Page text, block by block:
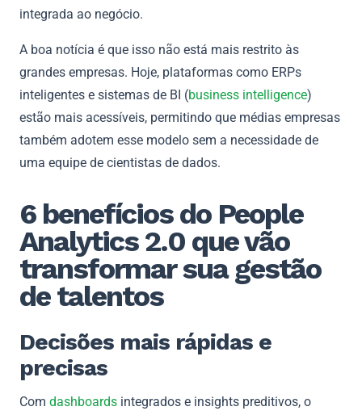
integrada ao negócio.
A boa notícia é que isso não está mais restrito às
grandes empresas. Hoje, plataformas como ERPs
inteligentes e sistemas de BI (business intelligence)
estão mais acessíveis, permitindo que médias empresas
também adotem esse modelo sem a necessidade de
uma equipe de cientistas de dados.
6 benefícios do People
Analytics 2.0 que vão
transformar sua gestão
de talentos
Decisões mais rápidas e
precisas
Com dashboards integrados e insights preditivos, o